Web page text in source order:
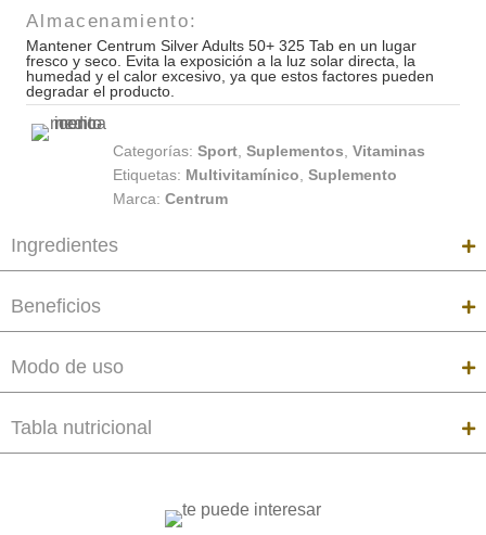
Almacenamiento:
Mantener Centrum Silver Adults 50+ 325 Tab en un lugar
fresco y seco. Evita la exposición a la luz solar directa, la
humedad y el calor excesivo, ya que estos factores pueden
degradar el producto.
Categorías: Sport, Suplementos, Vitaminas
Etiquetas: Multivitamínico, Suplemento
Marca: Centrum
Ingredientes
Beneficios
Modo de uso
Tabla nutricional